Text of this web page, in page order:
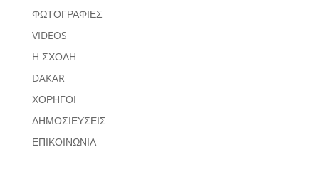
ΦΩΤΟΓΡΑΦΙΕΣ
VIDEOS
Η ΣΧΟΛΗ
DAKAR
ΧΟΡΗΓΟΙ
ΔΗΜΟΣΙΕΥΣΕΙΣ
ΕΠΙΚΟΙΝΩΝΙΑ